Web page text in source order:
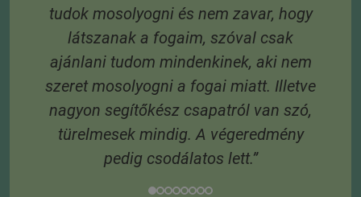
tudok mosolyogni és nem zavar, hogy
látszanak a fogaim, szóval csak
ajánlani tudom mindenkinek, aki nem
szeret mosolyogni a fogai miatt. Illetve
nagyon segítőkész csapatról van szó,
türelmesek mindig. A végeredmény
pedig csodálatos lett.”